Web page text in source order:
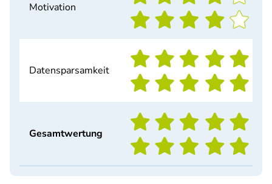
Motivation
Datensparsamkeit
Gesamtwertung